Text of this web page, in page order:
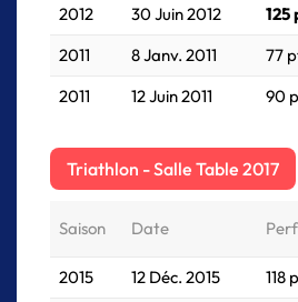
2012
30 Juin 2012
125
2011
8 Janv. 2011
77
2011
12 Juin 2011 90
Triathlon - Salle Table 2017
Saison Date
2015 12 Déc. 2015
118